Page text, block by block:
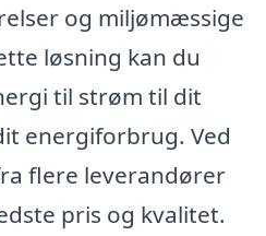
og miljømæssige
løsning kan du
til strøm til dit
energiforbrug. Ved
flere leverandører
pris og kvalitet.